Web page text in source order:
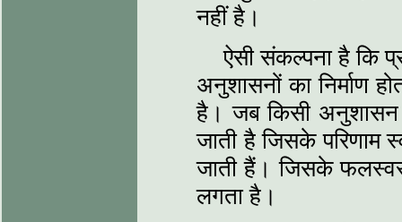
नहीं है।
ऐसी संकल्पना है कि
अनुशासनों का निर्माण
है। जब किसी अनुशासन
जाती है जिसके परिणाम
जाती हैं। जिसके
लगता है।